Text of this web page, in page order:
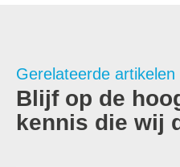
Gerelateerde artikelen
Blijf op de
kennis die wij